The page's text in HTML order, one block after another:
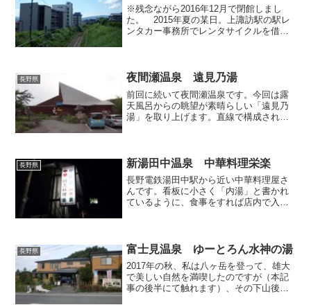
※残念ながら2016年12月で閉館しまし
た。 2015年夏の某日。上諏訪駅の駅レ
ンタカー事務所でレンタサイクルを借り
を跨いで、観光...
長野県 夜間瀬温泉 遠見乃湯
前回に続いて夜間瀬温泉です。今回は露
天風呂からの眺望が素晴らしい「遠見乃
湯」を取り上げます。直線で構成されて
泊したのですが、「遠見乃...
長野県 新湯田中温泉 中華料理栄楽
長野電鉄湯田中駅から近い中華料理屋さ
んです。看板に小さく「内湯」と書かれ
ているように、食事をすれば店内で入浴
きや、お客さんは私一人だ...
長野県 富士見温泉 ゆーとろん水神の湯
2017年の秋、私は八ヶ岳を登って、雄大
で美しい自然を満喫したのですが（本記
事の後半にて触れます）、その下山後、